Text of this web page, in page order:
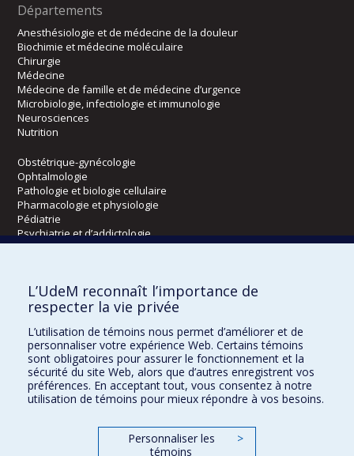
Départements
Anesthésiologie et de médecine de la douleur
Biochimie et médecine moléculaire
Chirurgie
Médecine
Médecine de famille et de médecine d’urgence
Microbiologie, infectiologie et immunologie
Neurosciences
Nutrition
Obstétrique-gynécologie
Ophtalmologie
Pathologie et biologie cellulaire
Pharmacologie et physiologie
Pédiatrie
Psychiatrie et d’addictologie
Radiologie, radio-oncologie et médecine nucléaire
Écoles
Orthophonie et audiologie
Réadaptation
Directions
L’UdeM reconnaît l’importance de
respecter la vie privée
L’utilisation de témoins nous permet d’améliorer et de
personnaliser votre expérience Web. Certains témoins
sont obligatoires pour assurer le fonctionnement et la
sécurité du site Web, alors que d’autres enregistrent vos
préférences. En acceptant tout, vous consentez à notre
utilisation de témoins pour mieux répondre à vos besoins.
Personnaliser les
témoins
>